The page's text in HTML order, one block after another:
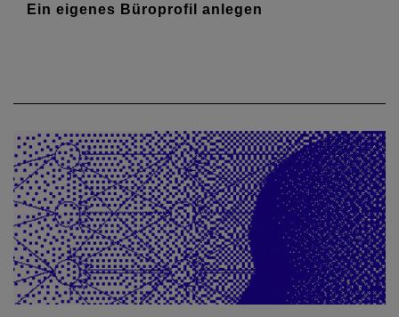
Ein eigenes Büroprofil anlegen